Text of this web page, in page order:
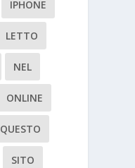
IPHONE
LETTO
NEL
ONLINE
QUESTO
SITO